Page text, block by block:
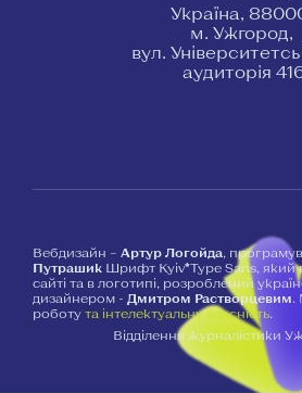
Україна,
м. Ужгород,
вул.
аудиторія
Вебдизайн – Артур Логойда ,
Путрашик Шрифт Kyiv*Type Sans, який
сайті та в логотипі, розроблений
дизайнером - Дмитром Растворцевим
роботу та інтелектуальну власність
Відділення журналістики